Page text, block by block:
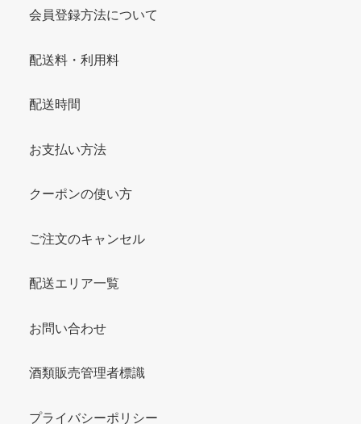
会員登録方法について
配送料・利用料
配送時間
お支払い方法
クーポンの使い方
ご注文のキャンセル
配送エリア一覧
お問い合わせ
酒類販売管理者標識
プライバシーポリシー